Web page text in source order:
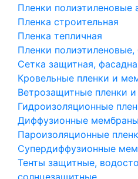
Пленки полиэтиленовые
Пленка строительная
Пленка тепличная
Пленки
Сетка защитная,
Кровельные пленки и
Ветрозащитные пленки
Гидроизоляционные
Диффузионные мембраны
Пароизоляционные
Супердиффузионные
Тенты защитные,
солнцезащитные